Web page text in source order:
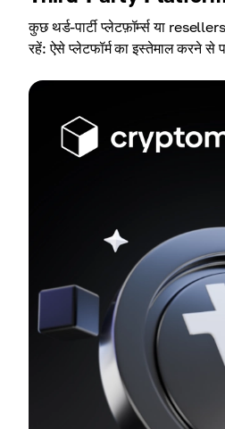
कुछ थर्ड-पार्टी प्लेटफ़ॉर्म्स या
रहें: ऐसे प्लेटफॉर्म का इस्तेमाल करने से